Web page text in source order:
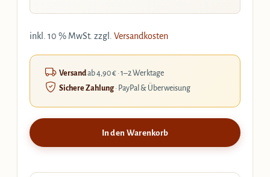
inkl. 10 % MwSt. zzgl. Versandkosten
Versandab 4,90 € · 1–2 Werktage
Sichere Zahlung· PayPal & Überweisung
In den Warenkorb